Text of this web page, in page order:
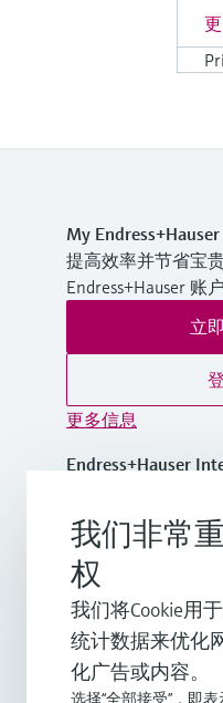
My Endress+Hauser
提高效率并节省宝
Endress+Hauser 账
立
更多信息
Endress+Hauser
越南
+84 28 3842 0026
我们非常
权
我们将Cookie用
统计数据来优化
化广告或内容。
选择“全部接受”，即表